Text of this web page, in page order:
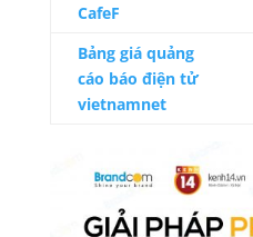
CafeF
Bảng giá quảng
cáo báo điện tử
vietnamnet